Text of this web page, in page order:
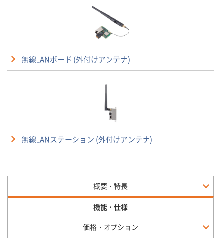
無線LANボード (外付けアンテナ)
無線LANステーション (外付けアンテナ)
概要・特長
機能・仕様
価格・オプション